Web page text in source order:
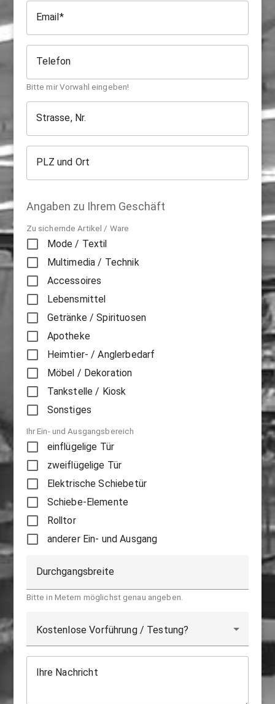
Email
Telefon
Bitte mir Vorwahl eingeben!
Strasse, Nr.
PLZ und Ort
Angaben zu Ihrem Geschäft
Zu sichernde Artikel / Ware
Mode / Textil
Multimedia / Technik
Accessoires
Lebensmittel
Getränke / Spirituosen
Apotheke
Heimtier- / Anglerbedarf
Möbel / Dekoration
Tankstelle / Kiosk
Sonstiges
Ihr Ein- und Ausgangsbereich
einflügelige Tür
zweiflügelige Tür
Elektrische Schiebetür
Schiebe-Elemente
Rolltor
anderer Ein- und Ausgang
Durchgangsbreite
Bitte in Metern möglichst genau angeben.
Kostenlose Vorführung / Testung?
Ihre Nachricht